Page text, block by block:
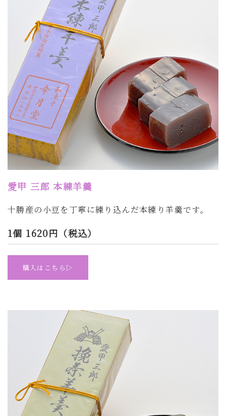
愛甲 三郎 本練羊羹
十勝産の小豆を丁寧に練り込んだ本練り羊羹です。
1個 1620円（税込）
購入はこちら▷